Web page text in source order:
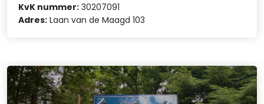
KvK nummer: 30207091
Adres: Laan van de Maagd 103